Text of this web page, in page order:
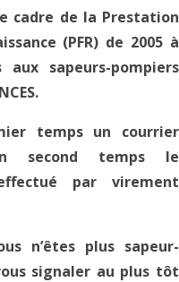
cadre de la Prestation
(PFR) de 2005 à
sapeurs-pompiers
temps un courrier
second temps le
par virement
n’êtes plus sapeur-
signaler au plus tôt